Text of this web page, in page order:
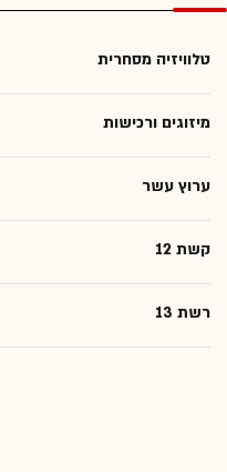
טלוויזיה מסחרית
מיזוגים ורכישות
ערוץ עשר
קשת 12
רשת 13